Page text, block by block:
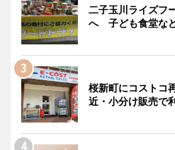
二子玉川ライズフ
へ 子ども食堂な
桜新町にコストコ
近・小分け販売で